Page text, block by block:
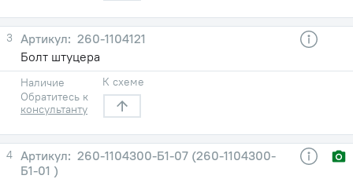
3
260-1104121
Болт штуцера
Наличие
Обратитесь к
консультанту
К схеме
4
260-1104300-Б1-07 (260-1104300-
Б1-01 )